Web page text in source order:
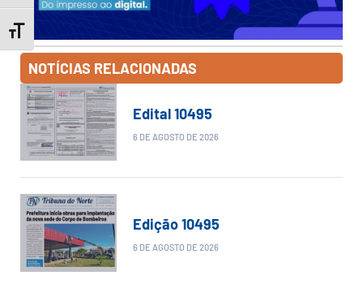
Toggle Font size
NOTÍCIAS RELACIONADAS
Edital 10495
6 DE AGOSTO DE 2026
Edição 10495
6 DE AGOSTO DE 2026